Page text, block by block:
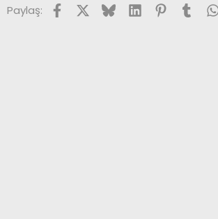
Paylaş: FacebookX (Twitter)
BlueskyLinkedInPinterest